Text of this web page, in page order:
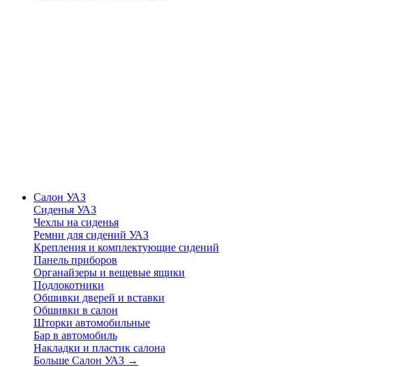
Салон УАЗ
Сиденья УАЗ
Чехлы на сиденья
Ремни для сидений УАЗ
Крепления и комплектующие сидений
Панель приборов
Органайзеры и вещевые ящики
Подлокотники
Обшивки дверей и вставки
Обшивки в салон
Шторки автомобильные
Бар в автомобиль
Накладки и пластик салона
Больше Салон УАЗ →